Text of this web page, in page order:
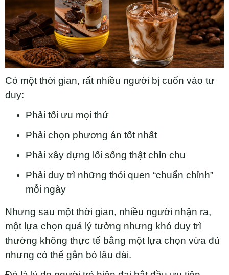
Có một thời gian, rất nhiều người bị cuốn vào tư
duy:
Phải tối ưu mọi thứ
Phải chọn phương án tốt nhất
Phải xây dựng lối sống thật chỉn chu
Phải duy trì những thói quen “chuẩn chỉnh”
mỗi ngày
Nhưng sau một thời gian, nhiều người nhận ra,
một lựa chọn quá lý tưởng nhưng khó duy trì
thường không thực tế bằng một lựa chọn vừa đủ
nhưng có thể gắn bó lâu dài.